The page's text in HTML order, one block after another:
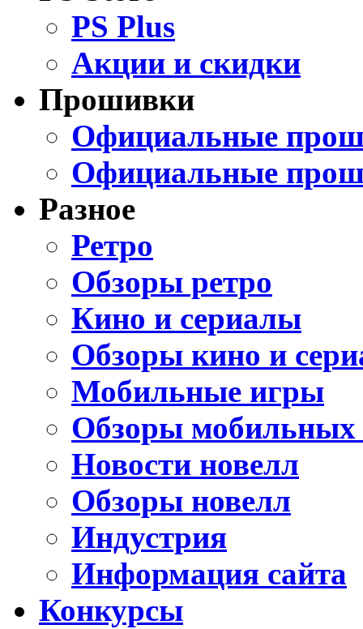
PS Plus
Акции и скидки
Прошивки
Официальные
Официальные
Разное
Ретро
Обзоры ретро
Кино и сериалы
Обзоры кино и
Мобильные игры
Обзоры мобильных
Новости новелл
Обзоры новелл
Индустрия
Информация сайта
Конкурсы